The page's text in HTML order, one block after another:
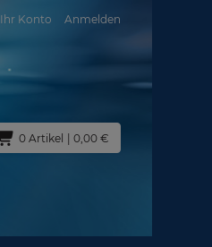
Ihr Konto Anmelden
0 Artikel | 0,00 €